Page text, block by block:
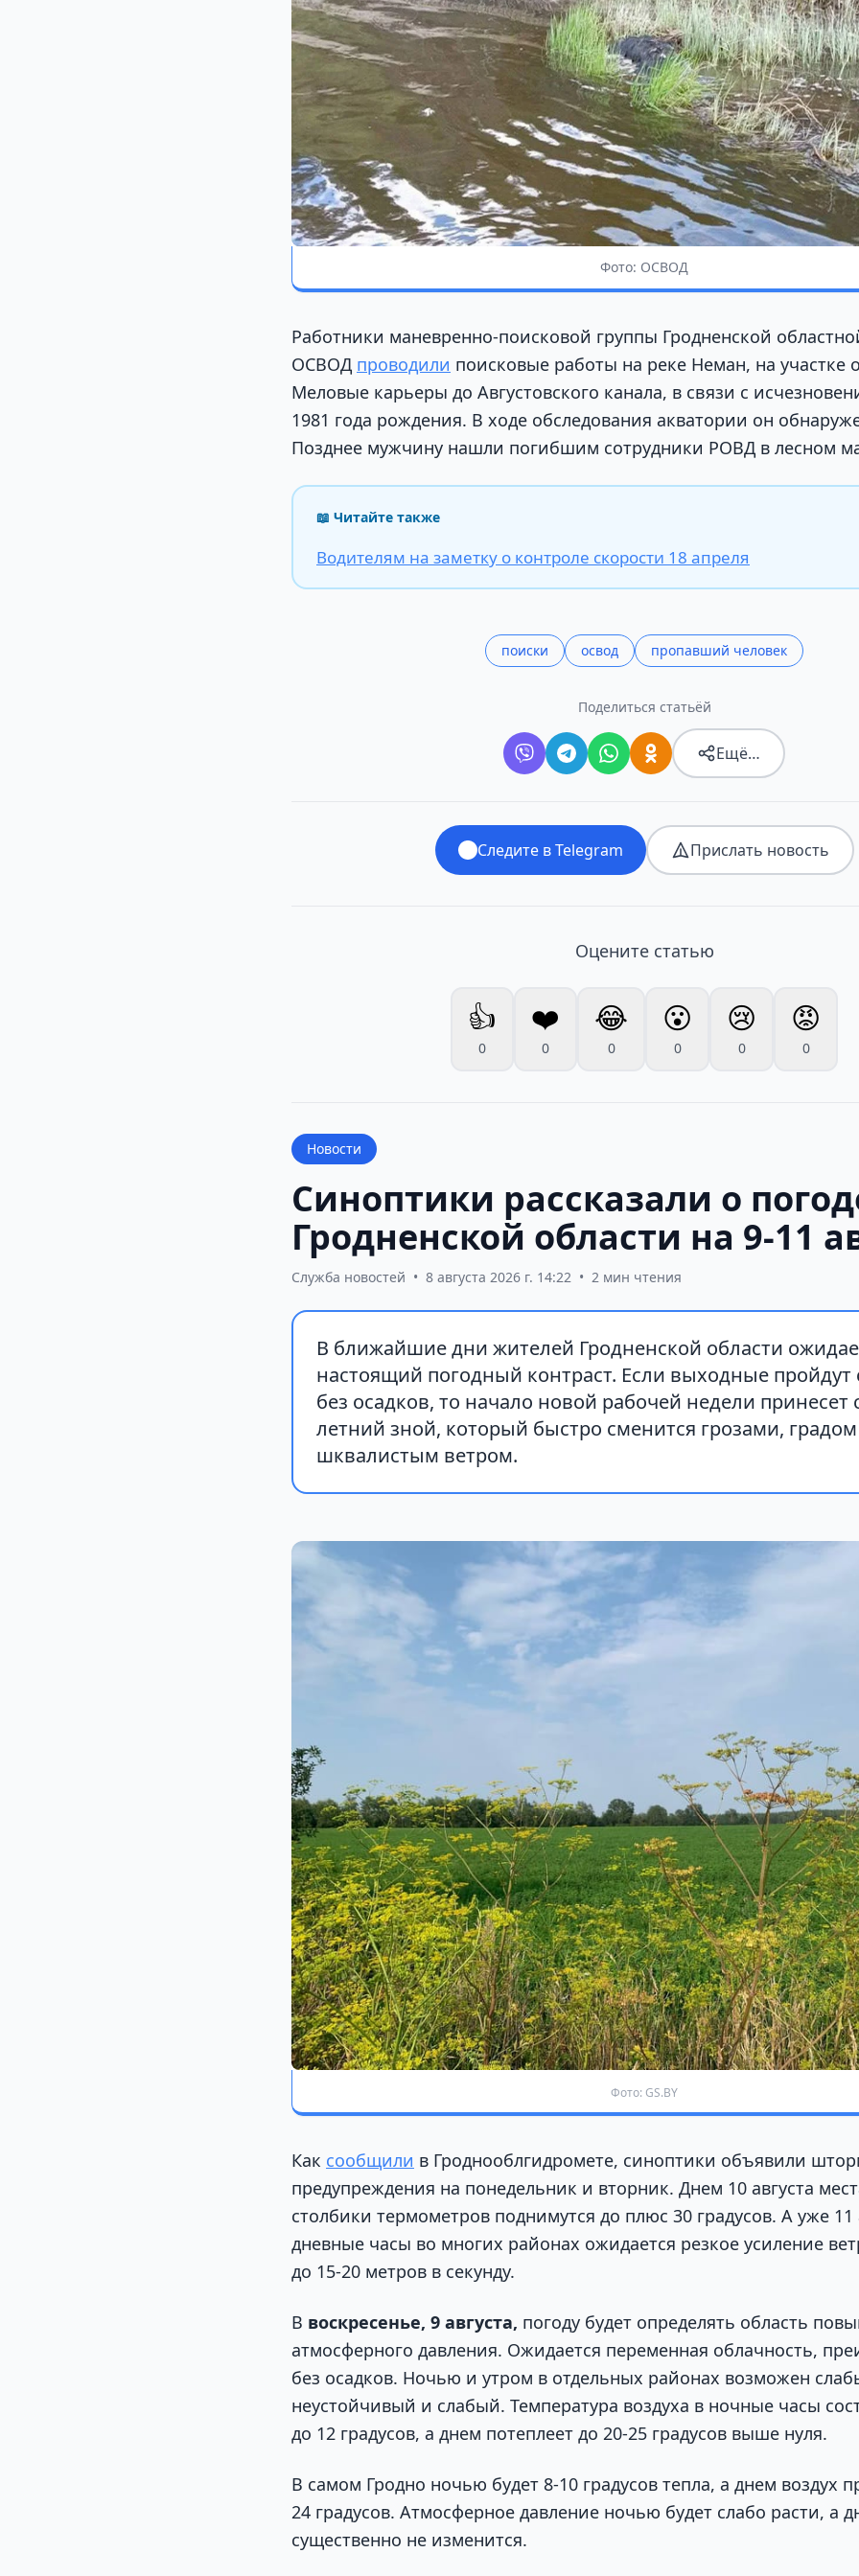
Фото: ОСВОД
Работники маневренно-поисковой группы Гродненской
ОСВОД проводили поисковые работы на реке Неман, на участке
Меловые карьеры до Августовского канала, в связи с
1981 года рождения. В ходе обследования акватории он
Позднее мужчину нашли погибшим сотрудники РОВД в лесном
📖 Читайте также
Водителям на заметку о контроле скорости 18 апреля
поиски освод пропавший человек
Поделиться статьёй
Ещё…
Следите в Telegram Прислать новость
Оцените статью
👍
0
❤️
0
😂
0
😮
0
😢
0
😡
0
Новости
Синоптики рассказали о
Гродненской области на 9-11
Служба новостей • 8 августа 2026 г. 14:22 • 2 мин чтения
В ближайшие дни жителей Гродненской области
настоящий погодный контраст. Если выходные пройдут
без осадков, то начало новой рабочей недели принесет
летний зной, который быстро сменится грозами,
шквалистым ветром.
Фото: GS.BY
Как сообщили в Гроднооблгидромете, синоптики объявили
предупреждения на понедельник и вторник. Днем 10 августа
столбики термометров поднимутся до плюс 30 градусов. А уже 11
дневные часы во многих районах ожидается резкое усиление
до 15-20 метров в секунду.
В воскресенье, 9 августа, погоду будет определять область
атмосферного давления. Ожидается переменная облачность,
без осадков. Ночью и утром в отдельных районах возможен
неустойчивый и слабый. Температура воздуха в ночные часы
до 12 градусов, а днем потеплеет до 20-25 градусов выше нуля.
В самом Гродно ночью будет 8-10 градусов тепла, а днем воздух
24 градусов. Атмосферное давление ночью будет слабо расти, а
существенно не изменится.